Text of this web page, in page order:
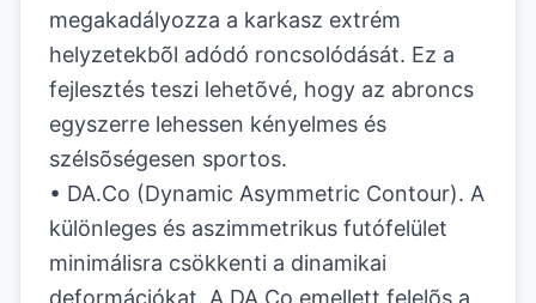
megakadályozza a karkasz extrém
helyzetekbõl adódó roncsolódását. Ez a
fejlesztés teszi lehetõvé, hogy az abroncs
egyszerre lehessen kényelmes és
szélsõségesen sportos.
• DA.Co (Dynamic Asymmetric Contour). A
különleges és aszimmetrikus futófelület
minimálisra csökkenti a dinamikai
deformációkat. A DA.Co emellett felelõs a